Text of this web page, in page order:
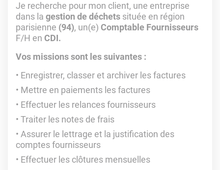
Je recherche pour mon client, une entreprise
dans la gestion de déchets située en région
parisienne (94), un(e) Comptable Fournisseurs
F/H en CDI.
Vos missions sont les suivantes :
Enregistrer, classer et archiver les factures
Mettre en paiements les factures
Effectuer les relances fournisseurs
Traiter les notes de frais
Assurer le lettrage et la justification des
comptes fournisseurs
Effectuer les clôtures mensuelles